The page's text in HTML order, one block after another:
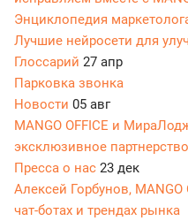
Энциклопедия
Лучшие нейросети для
Глоссарий 27 апр
Парковка звонка
Новости 05 авг
MANGO OFFICE и
эксклюзивное партнерство
Пресса о нас 23 дек
Алексей Горбунов,
чат-ботах и трендах рынка